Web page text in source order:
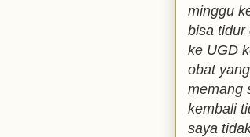
minggu
bisa tidur
ke UGD
obat
memang
kembali
saya